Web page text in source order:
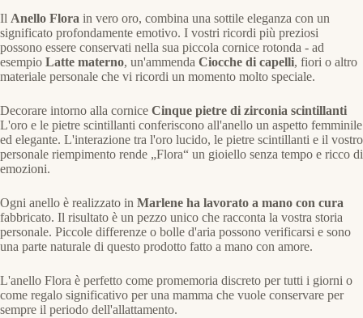
Il Anello Flora in vero oro, combina una sottile eleganza con un
significato profondamente emotivo. I vostri ricordi più preziosi
possono essere conservati nella sua piccola cornice rotonda - ad
esempio Latte materno, un'ammenda Ciocche di capelli, fiori o altro
materiale personale che vi ricordi un momento molto speciale.
Decorare intorno alla cornice Cinque pietre di zirconia scintillanti
L'oro e le pietre scintillanti conferiscono all'anello un aspetto femminile
ed elegante. L'interazione tra l'oro lucido, le pietre scintillanti e il vostro
personale riempimento rende „Flora“ un gioiello senza tempo e ricco di
emozioni.
Ogni anello è realizzato in Marlene ha lavorato a mano con cura
fabbricato. Il risultato è un pezzo unico che racconta la vostra storia
personale. Piccole differenze o bolle d'aria possono verificarsi e sono
una parte naturale di questo prodotto fatto a mano con amore.
L'anello Flora è perfetto come promemoria discreto per tutti i giorni o
come regalo significativo per una mamma che vuole conservare per
sempre il periodo dell'allattamento.